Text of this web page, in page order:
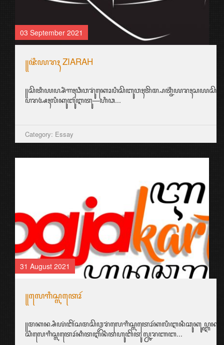
03 September 2021
꧋ꦗ꦳ꦶꦪꦫꦃ ZIARAH
ꦥꦫꦄꦃꦭꦶꦏꦸꦧꦸꦂꦆꦠꦸ—ꦲꦶꦣ...
Category: Essay
31 August 2021
꧋ꦭꦺꦒꦶꦱ꧀ꦭꦠꦺꦴꦂ
ꦱꦶꦭꦺꦒꦶꦱ꧀ꦭꦠꦺꦴꦂꦏꦶꦠꦆꦤꦶꦠꦲꦸꦧꦼꦠꦸꦭ꧀ꦕꦫꦚꦧ...